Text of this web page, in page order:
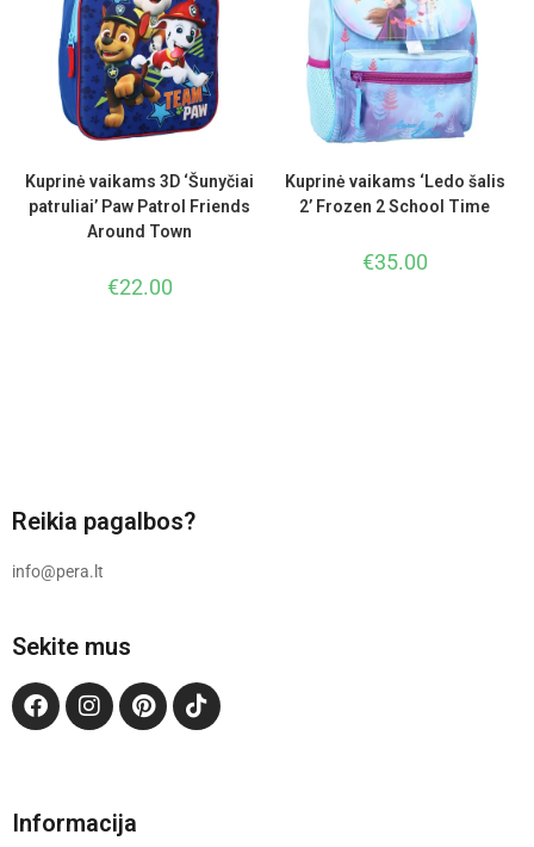
Kuprinė vaikams 3D ‘Šunyčiai
patruliai’ Paw Patrol Friends
Around Town
€22.00
Kuprinė vaikams ‘Ledo šalis
2’ Frozen 2 School Time
€35.00
Reikia pagalbos?
info@pera.lt
Sekite mus
Informacija